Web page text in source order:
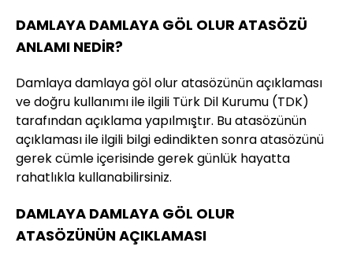
DAMLAYA DAMLAYA GÖL OLUR ATASÖZÜ
ANLAMI NEDİR?
Damlaya damlaya göl olur atasözünün açıklaması
ve doğru kullanımı ile ilgili Türk Dil Kurumu (TDK)
tarafından açıklama yapılmıştır. Bu atasözünün
açıklaması ile ilgili bilgi edindikten sonra atasözünü
gerek cümle içerisinde gerek günlük hayatta
rahatlıkla kullanabilirsiniz.
DAMLAYA DAMLAYA GÖL OLUR
ATASÖZÜNÜN AÇIKLAMASI